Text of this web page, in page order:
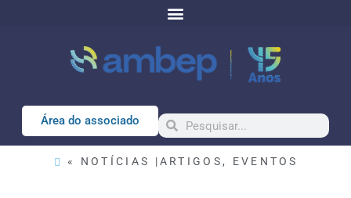
Área do associado
« NOTÍCIAS |ARTIGOS , EVENTOS